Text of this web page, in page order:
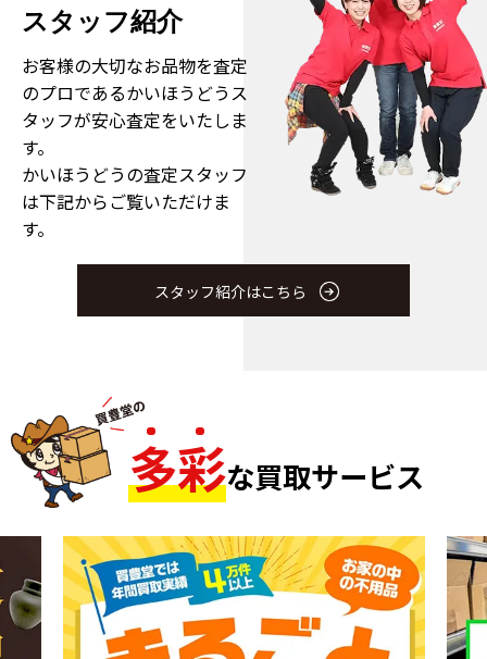
スタッフ紹介
お客様の大切なお品物を査定
のプロであるかいほうどうス
タッフが安心査定をいたしま
す。
かいほうどうの査定スタッフ
は下記からご覧いただけま
す。
スタッフ紹介はこちら
多彩な買取サービス